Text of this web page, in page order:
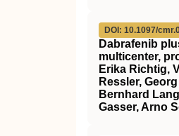
DOI: 10.1097/
Dabrafenib
multicenter,
Erika Richtig,
Ressler,
Bernhard
Gasser, Arno